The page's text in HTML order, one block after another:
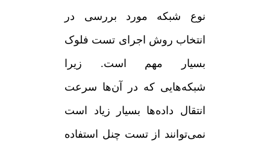
نوع شبکه مورد بررسی در
انتخاب روش اجرای تست فلوک
بسیار مهم است. زیرا
شبکه‌هایی که در آن‌ها سرعت
انتقال داده‌ها بسیار زیاد است
نمی‌توانند از تست چنل استفاده